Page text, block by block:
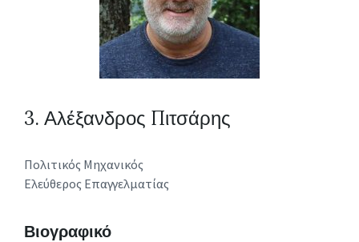
3. Αλέξανδρος Πιτσάρης
Πολιτικός Μηχανικός
Ελεύθερος Επαγγελματίας
Βιογραφικό